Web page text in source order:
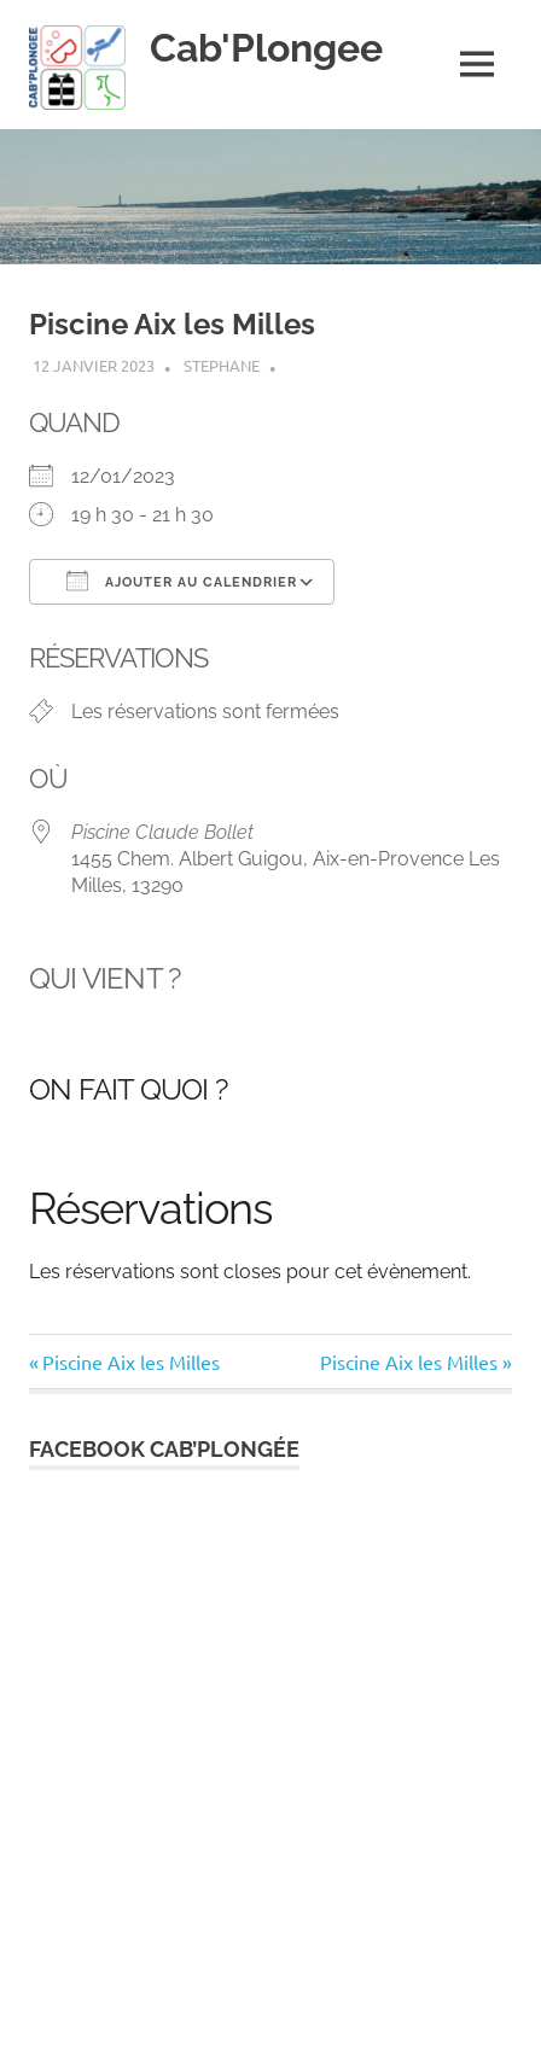
content
Cab'Plongee
!
MENU
Piscine Aix les Milles
12 JANVIER 2023 STEPHANE
QUAND
12/01/2023
19 h 30 - 21 h 30
AJOUTER AU CALENDRIER
RÉSERVATIONS
Les réservations sont fermées
OÙ
Piscine Claude Bollet
1455 Chem. Albert Guigou, Aix-en-Provence Les
Milles, 13290
QUI VIENT ?
ON FAIT QUOI ?
Réservations
Les réservations sont closes pour cet évènement.
Navigation
Previous
Post:
Piscine Aix les Milles
Next
Post:
Piscine Aix les Milles
FACEBOOK CAB’PLONGÉE